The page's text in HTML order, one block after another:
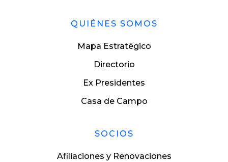
QUIÉNES SOMOS
Mapa Estratégico
Directorio
Ex Presidentes
Casa de Campo
SOCIOS
Afiliaciones y Renovaciones